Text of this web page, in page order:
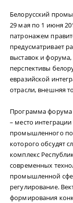
Белорусский
29 мая по 1 июня
патронажем
предусматривает
выставок и
перспективы
евразийской
отрасли, внешняя
Программа форума
– место
промышленного
которого обсудят
комплекс
современных
промышленной
регулирование.
формирования